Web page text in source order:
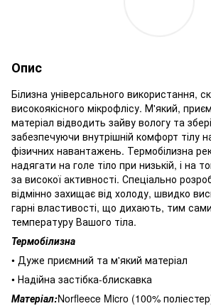
Опис
Білизна універсального використання,
високоякісного мікрофлісу. М'який,
матеріал відводить зайву вологу та
забезпечуючи внутрішній комфорт тілу
фізичних навантажень. Термобілизна
надягати на голе тіло при низькій, і на
за високої активності. Спеціально
відмінно захищає від холоду, швидко
гарні властивості, що дихають, тим
температуру Вашого тіла.
Термобілизна
• Дуже приємний та м'який матеріал
• Надійна застібка-блискавка
Матеріал:Norfleece Micro (100%